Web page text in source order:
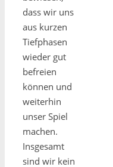
dass wir uns
aus kurzen
Tiefphasen
wieder gut
befreien
können und
weiterhin
unser Spiel
machen.
Insgesamt
sind wir kein